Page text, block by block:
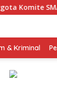
,Ketua
& Kriminal